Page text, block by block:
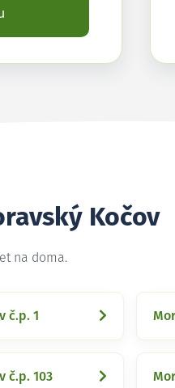
Kočov
na doma.
č.p. 1
č.p. 103